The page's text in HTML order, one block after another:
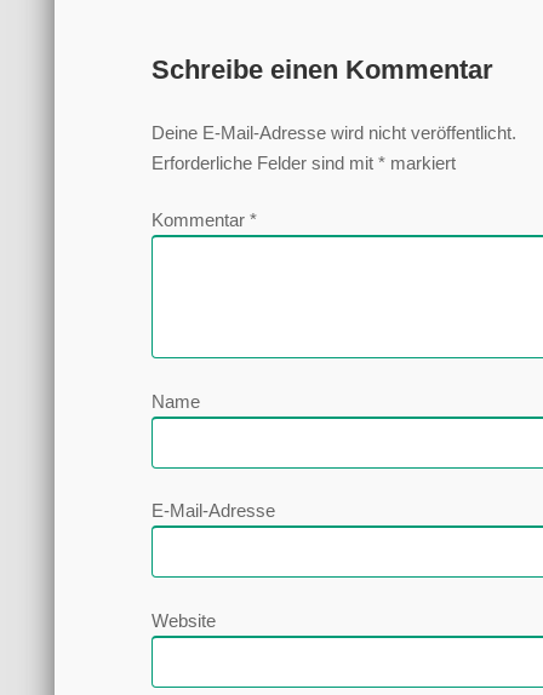
Schreibe einen Kommentar
Deine E-Mail-Adresse wird nicht veröffentlicht.
Erforderliche Felder sind mit *markiert
Kommentar *
Name
E-Mail-Adresse
Website